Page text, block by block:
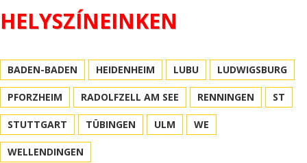
HELYSZÍNEINKEN
BADEN-BADEN HEIDENHEIM LUBU LUDWIGSBURG
PFORZHEIM RADOLFZELL AM SEE RENNINGEN ST
STUTTGART TÜBINGEN ULM WE
WELLENDINGEN